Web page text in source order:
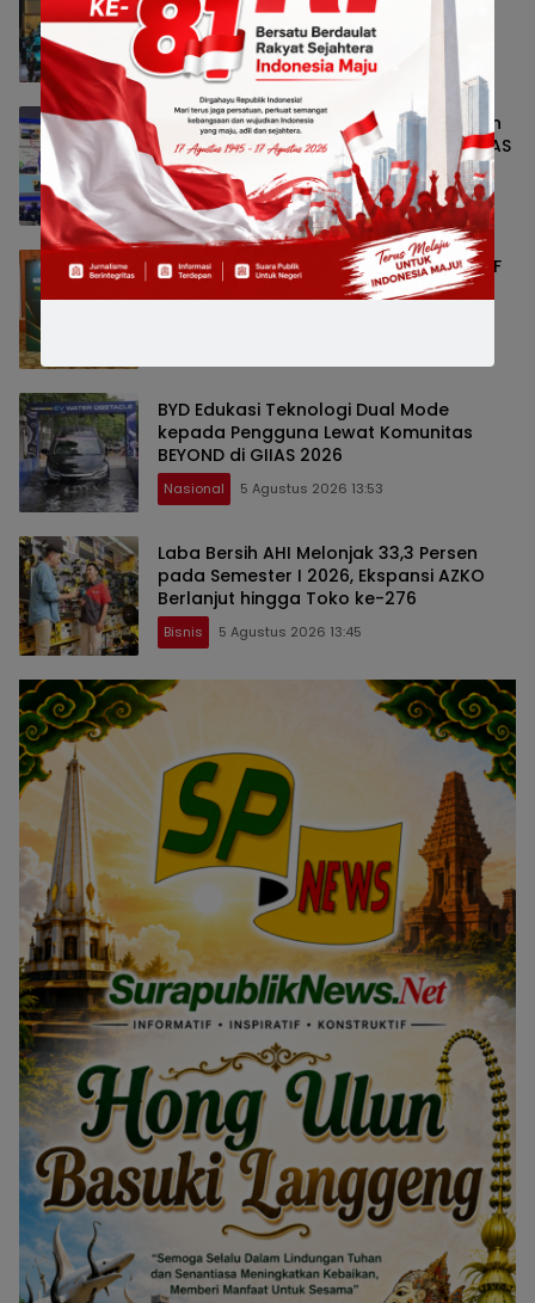
Berkendara hingga Layanan Purnajual
Bisnis 5 Agustus 2026 14:23
FIFGROUP Perluas Edukasi Keselamatan
Berkendara Lewat Program FABL di GIIAS
2026
Nasional 5 Agustus 2026 14:19
GAIKINDO Serahkan Kepemimpinan AAF
kepada Malaysia, Perkuat Kolaborasi
BYD Edukasi Teknologi Dual Mode
kepada Pengguna Lewat Komunitas
BEYOND di GIIAS 2026
Nasional 5 Agustus 2026 13:53
Laba Bersih AHI Melonjak 33,3 Persen
pada Semester I 2026, Ekspansi AZKO
Berlanjut hingga Toko ke-276
Bisnis 5 Agustus 2026 13:45